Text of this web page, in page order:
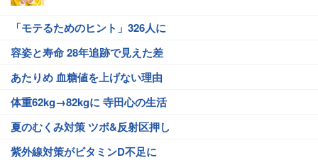
「モテるためのヒント」326人に
容姿と寿命 28年追跡で見えた差
あたりめ 血糖値を上げない理由
体重62kg→82kgに 寺田心の生活
夏のむくみ対策 ツボ&反射区押し
紫外線対策がビタミンD不足に